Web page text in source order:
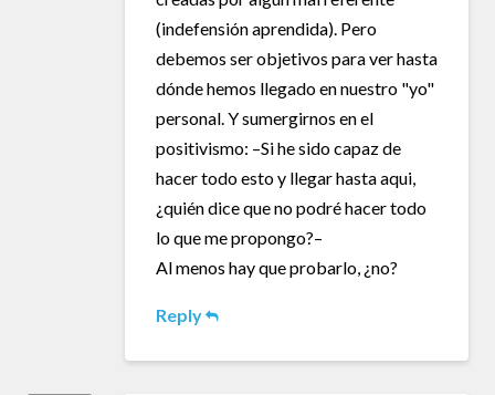
(indefensión aprendida). Pero
debemos ser objetivos para ver hasta
dónde hemos llegado en nuestro "yo"
personal. Y sumergirnos en el
positivismo: –Si he sido capaz de
hacer todo esto y llegar hasta aqui,
¿quién dice que no podré hacer todo
lo que me propongo?–
Al menos hay que probarlo, ¿no?
Reply